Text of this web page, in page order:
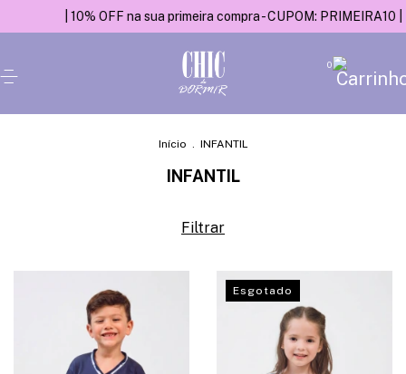
| 10% OFF na sua primeira compra - CUPOM: PRIMEIRA10 | |
0
Início . INFANTIL
INFANTIL
Filtrar
Esgotado